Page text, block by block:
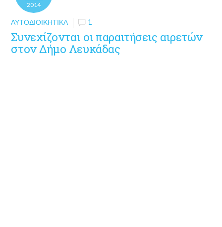
2014
ΑΥΤΟΔΙΟΙΚΗΤΙΚΆ 1
Συνεχίζονται οι παραιτήσεις αιρετών
στον Δήμο Λευκάδας